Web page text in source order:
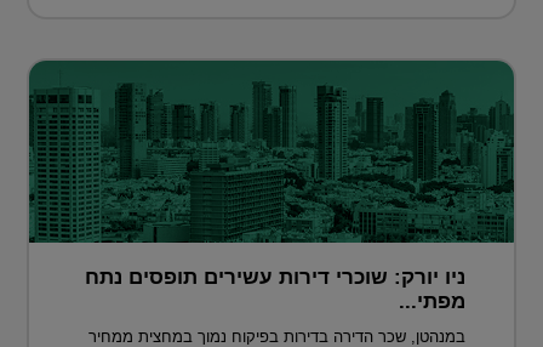
ניו יורק: שוכרי דירות עשירים תופסים נתח
מפתי...
במנהטן, שכר הדירה בדירות בפיקוח נמוך במחצית ממחיר